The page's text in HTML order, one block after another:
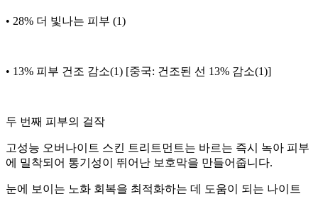
• 28% 더 빛나는 피부 (1)
• 13% 피부 건조 감소(1) [중국: 건조된 선 13% 감소(1)]
두 번째 피부의 걸작
고성능 오버나이트 스킨 트리트먼트는 바르는 즉시 녹아 피부
에 밀착되어 통기성이 뛰어난 보호막을 만들어줍니다.
눈에 보이는 노화 회복을 최적화하는 데 도움이 되는 나이트